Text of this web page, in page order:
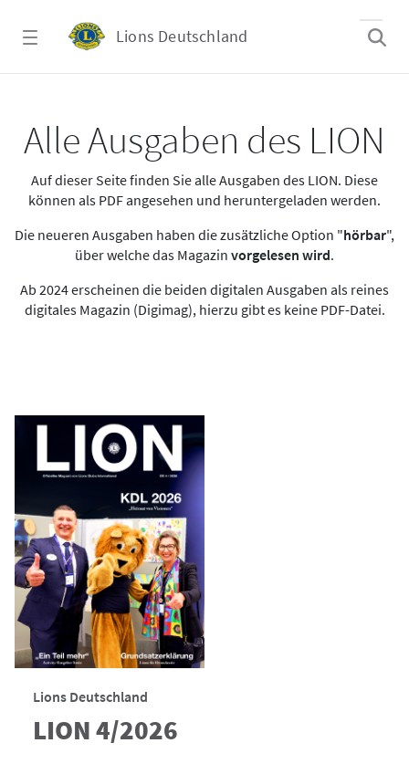
Lions Deutschland
Alle Ausgaben des LION
Auf dieser Seite finden Sie alle Ausgaben des LION. Diese
können als PDF angesehen und heruntergeladen werden.
Die neueren Ausgaben haben die zusätzliche Option "hörbar",
über welche das Magazin vorgelesen wird.
Ab 2024 erscheinen die beiden digitalen Ausgaben als reines
digitales Magazin (Digimag), hierzu gibt es keine PDF-Datei.
Lions Deutschland
LION 4/2026